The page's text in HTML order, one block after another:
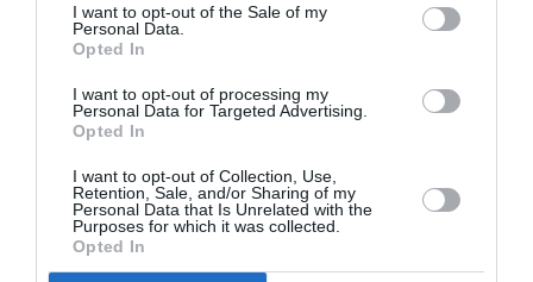
I want to opt-out of the Sale of my
Personal Data.
Opted In
I want to opt-out of processing my
Personal Data for Targeted Advertising.
Opted In
I want to opt-out of Collection, Use,
Retention, Sale, and/or Sharing of my
Personal Data that Is Unrelated with the
Purposes for which it was collected.
Opted In
Πολιτισμό στοCulturenow.gr
Tags
ΕΝΤΕΧΝΟ - ΛΑΪΚΟ - ΠΑΡΑΔΟΣΙΑΚΗ
ΚΑΛΟΚΑΙΡΙΝΑ ΦΕΣΤΙΒΑΛ
ΚΑΛΟΚΑΙΡΙΝΕΣ ΣΥΝΑΥΛΙΕΣ
ΛΙΖΕΤΑ ΚΑΛΗΜΕΡΗ
ΜΕΛΙΝΑ ΚΑΝΑ